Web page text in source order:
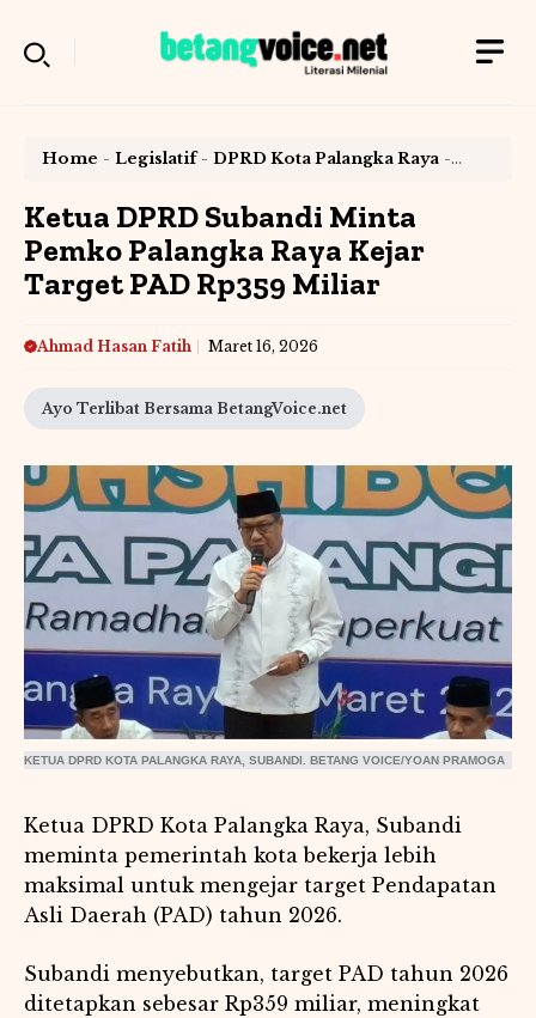
Home - Legislatif- DPRD Kota Palangka Raya -
Kejar Target PAD Rp359 Miliar
Ketua DPRD Subandi Minta
Pemko Palangka Raya Kejar
Target PAD Rp359 Miliar
Ahmad Hasan Fatih Maret 16, 2026
Ayo Terlibat Bersama BetangVoice.net
KETUA DPRD KOTA PALANGKA RAYA, SUBANDI. BETANG VOICE/YOAN PRAMOGA
Ketua DPRD Kota Palangka Raya, Subandi
meminta pemerintah kota bekerja lebih
maksimal untuk mengejar target Pendapatan
Asli Daerah (PAD) tahun 2026.
Subandi menyebutkan, target PAD tahun 2026
ditetapkan sebesar Rp359 miliar, meningkat